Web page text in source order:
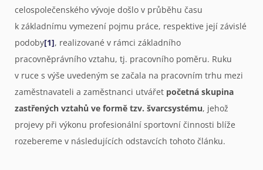
celospolečenského vývoje došlo v průběhu času
k základnímu vymezení pojmu práce, respektive její závislé
podoby[1], realizované v rámci základního
pracovněprávního vztahu, tj. pracovního poměru. Ruku
v ruce s výše uvedeným se začala na pracovním trhu mezi
zaměstnavateli a zaměstnanci utvářet početná skupina
zastřených vztahů ve formě tzv. švarcsystému, jehož
projevy při výkonu profesionální sportovní činnosti blíže
rozebereme v následujících odstavcích tohoto článku.